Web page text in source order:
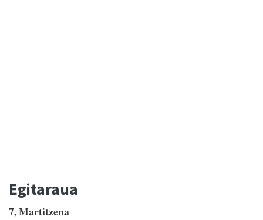
Egitaraua
7, Martitzena